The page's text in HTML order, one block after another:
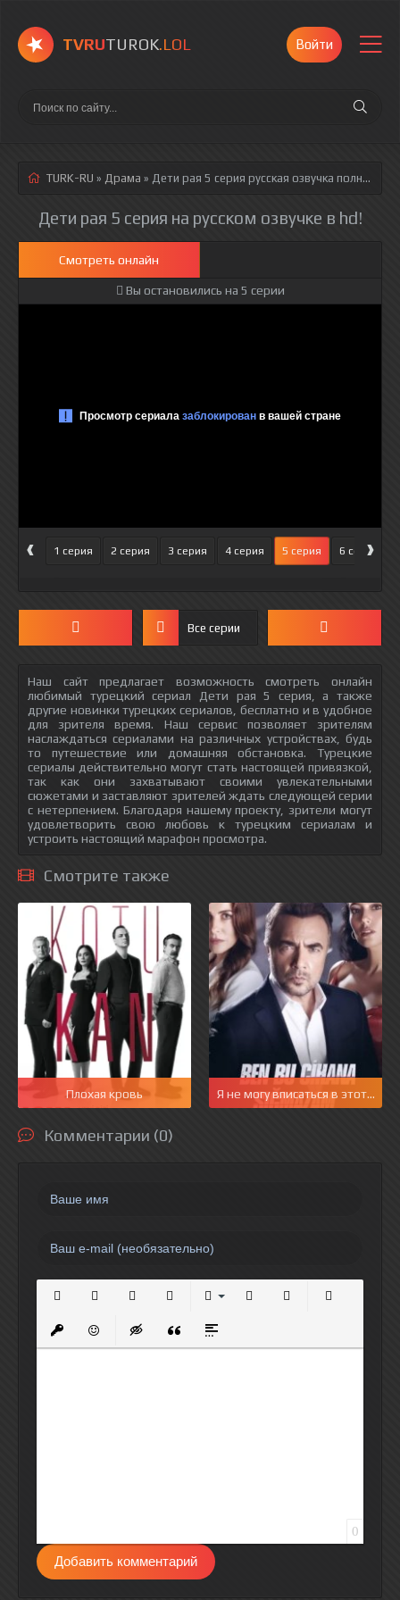
TVRUTUROK.LOL Войти
TURK-RU » Драма » Дети рая 5 серия русская озвучка полностью смотреть онлайн!
Дети рая 5 серия на русском озвучке в hd!
Смотреть онлайн
Вы остановились на 5 серии
‹ 1 серия 2 серия 3 серия 4 серия 5 серия 6 серия
›
Все серии
Наш сайт предлагает возможность смотреть онлайн
любимый турецкий сериал Дети рая 5 серия, а также
другие новинки турецких сериалов, бесплатно и в удобное
для зрителя время. Наш сервис позволяет зрителям
наслаждаться сериалами на различных устройствах, будь
то путешествие или домашняя обстановка. Турецкие
сериалы действительно могут стать настоящей привязкой,
так как они захватывают своими увлекательными
сюжетами и заставляют зрителей ждать следующей серии
с нетерпением. Благодаря нашему проекту, зрители могут
удовлетворить свою любовь к турецким сериалам и
устроить настоящий марафон просмотра.
Смотрите также
Плохая кровь Я не могу вписаться в этот мир
Комментарии (0)
Вставить защищенную ссылку
Вставить смайлик
Вставка скрытого текста
Вставка цитаты
Вставка спойлера
0
Добавить комментарий